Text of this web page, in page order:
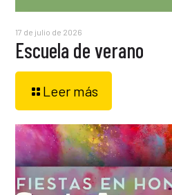
17 de julio de 2026
Escuela de verano
Leer más